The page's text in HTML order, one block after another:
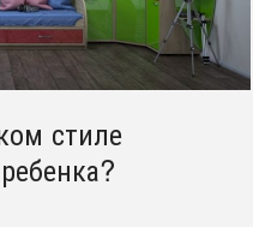
стиле